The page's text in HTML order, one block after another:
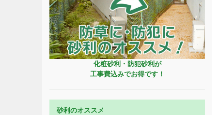
化粧砂利・防犯砂利が
工事費込みでお得です！
砂利のオススメ